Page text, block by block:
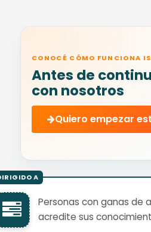
CONOCÉ CÓMO FUNCIONA
Antes de
con nosotros
Quiero empezar
Personas con ganas de
acredite sus